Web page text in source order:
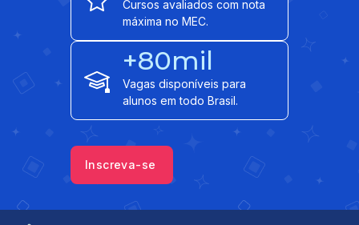
Cursos avaliados com nota
máxima no MEC.
+80mil
Vagas disponíveis para
alunos em todo Brasil.
Inscreva-se